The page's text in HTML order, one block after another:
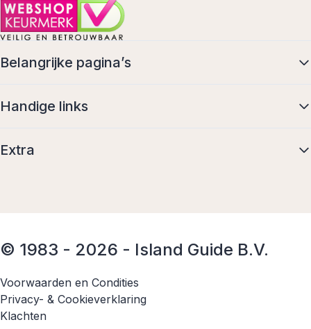
Belangrijke pagina’s
Handige links
Extra
© 1983 - 2026 - Island Guide B.V.
Voorwaarden en Condities
Privacy- & Cookieverklaring
Klachten